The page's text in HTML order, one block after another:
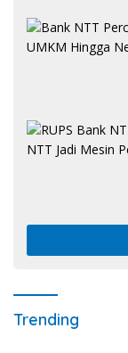
Trending